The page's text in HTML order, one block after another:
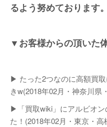
るよう努めております。
▼お客様からの頂いた
▶ たった2つなのに高額買
きw(2018年02月・神奈川県
▶「買取wiki」にアルビオ
た！(2018年02月・東京・高